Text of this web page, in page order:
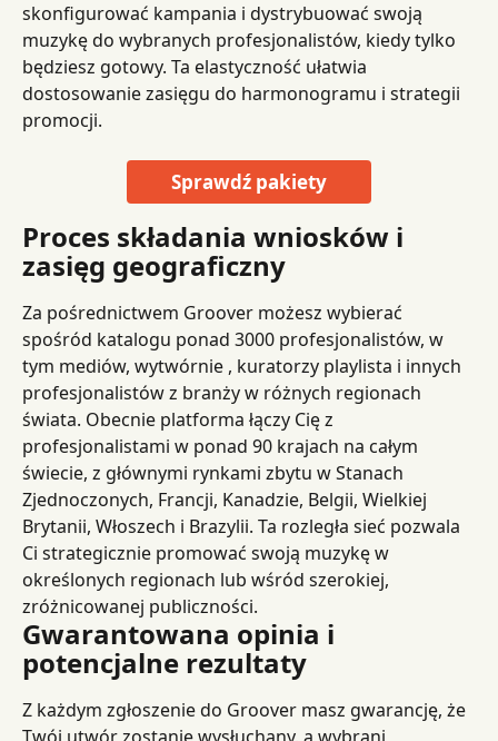
skonfigurować kampania i dystrybuować swoją
muzykę do wybranych profesjonalistów, kiedy tylko
będziesz gotowy. Ta elastyczność ułatwia
dostosowanie zasięgu do harmonogramu i strategii
promocji.
Sprawdź pakiety
Proces składania wniosków i
zasięg geograficzny
Za pośrednictwem Groover możesz wybierać
spośród katalogu ponad 3000 profesjonalistów, w
tym mediów, wytwórnie , kuratorzy playlista i innych
profesjonalistów z branży w różnych regionach
świata. Obecnie platforma łączy Cię z
profesjonalistami w ponad 90 krajach na całym
świecie, z głównymi rynkami zbytu w Stanach
Zjednoczonych, Francji, Kanadzie, Belgii, Wielkiej
Brytanii, Włoszech i Brazylii. Ta rozległa sieć pozwala
Ci strategicznie promować swoją muzykę w
określonych regionach lub wśród szerokiej,
zróżnicowanej publiczności.
Gwarantowana opinia i
potencjalne rezultaty
Z każdym zgłoszenie do Groover masz gwarancję, że